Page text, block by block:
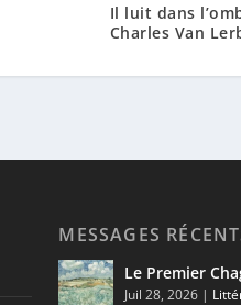
Il luit dans
Charles Van
MESSAGES
Le Premier
Juil 28, 2026 |